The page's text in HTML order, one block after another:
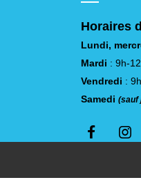
Horaires
Lundi,
Mardi : 9h-
Vendredi :
Samedi (sauf
Mentions